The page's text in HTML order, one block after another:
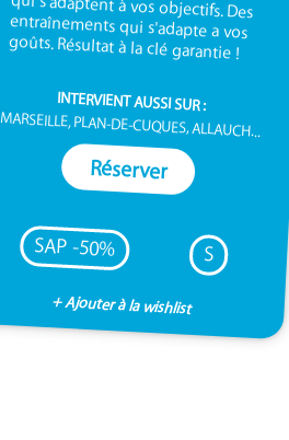
goûts. Résultat à la clé garantie !
INTERVIENT AUSSI SUR :
MARSEILLE, PLAN-DE-CUQUES, ALLAUCH...
Réserver
SAP -50% S
+ Ajouter à la wishlist